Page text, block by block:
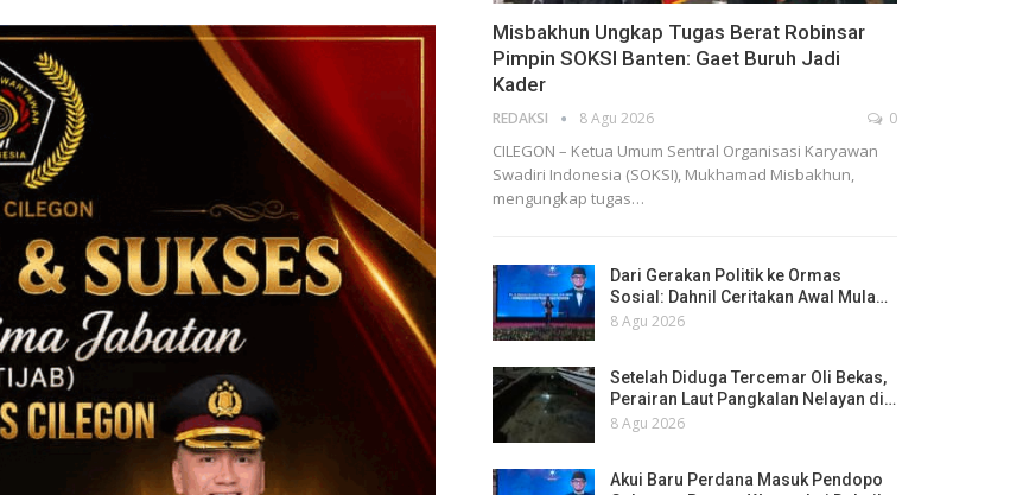
Misbakhun Ungkap Tugas Berat Robinsar
Pimpin SOKSI Banten: Gaet Buruh Jadi
Kader
REDAKSI 8 Agu 2026 0
CILEGON – Ketua Umum Sentral Organisasi Karyawan
Swadiri Indonesia (SOKSI), Mukhamad Misbakhun,
mengungkap tugas…
Dari Gerakan Politik ke Ormas
Sosial: Dahnil Ceritakan Awal Mula…
8 Agu 2026
Setelah Diduga Tercemar Oli Bekas,
Perairan Laut Pangkalan Nelayan di…
8 Agu 2026
Akui Baru Perdana Masuk Pendopo